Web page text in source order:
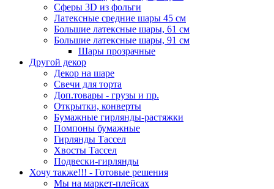
Сферы 3D из фольги
Латексные средние шары 45 см
Большие латексные шары, 61 см
Большие латексные шары, 91 см
Шары прозрачные
Другой декор
Декор на шаре
Свечи для торта
Доп.товары - грузы и пр.
Открытки, конверты
Бумажные гирлянды-растяжки
Помпоны бумажные
Гирлянды Тассел
Хвосты Тассел
Подвески-гирлянды
Хочу также!!! - Готовые решения
Мы на маркет-плейсах